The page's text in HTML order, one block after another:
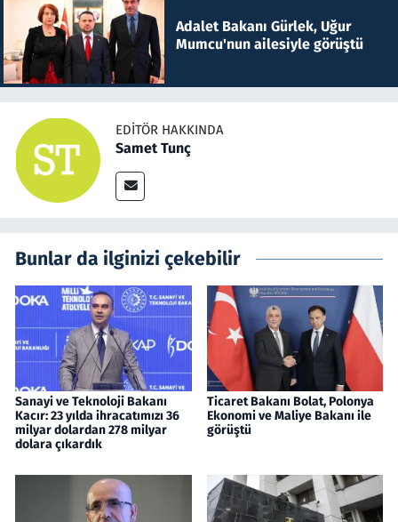
Adalet Bakanı Gürlek, Uğur
Mumcu'nun ailesiyle görüştü
EDITÖR HAKKINDA
Samet Tunç
Bunlar da ilginizi çekebilir
Sanayi ve Teknoloji Bakanı
Kacır: 23 yılda ihracatımızı 36
milyar dolardan 278 milyar
dolara çıkardık
Ticaret Bakanı Bolat, Polonya
Ekonomi ve Maliye Bakanı ile
görüştü